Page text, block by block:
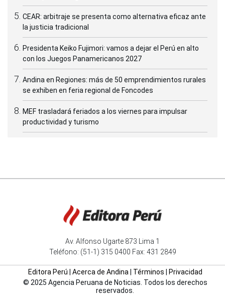
CEAR: arbitraje se presenta como alternativa eficaz ante
la justicia tradicional
Presidenta Keiko Fujimori: vamos a dejar el Perú en alto
con los Juegos Panamericanos 2027
Andina en Regiones: más de 50 emprendimientos rurales
se exhiben en feria regional de Foncodes
MEF trasladará feriados a los viernes para impulsar
productividad y turismo
Av. Alfonso Ugarte 873 Lima 1
Teléfono: (51-1) 315 0400 Fax: 431 2849
Editora Perú Acerca de Andina| Términos
Privacidad
© 2025 Agencia Peruana de Noticias. Todos los derechos
reservados.